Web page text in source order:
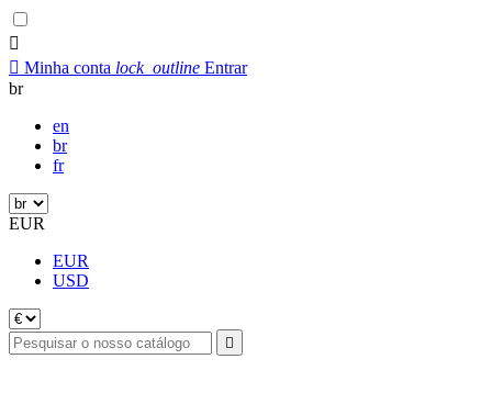

 Minha conta lock_outline Entrar
br
en
br
fr
EUR
EUR
USD
